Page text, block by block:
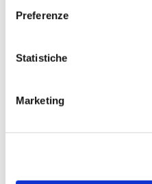
Preferenze
Statistiche
Marketing